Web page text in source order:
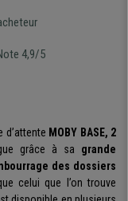
4,9/5
d’attente MOBY BASE, 2
grâce à sa grande
des dossiers
celui que l’on trouve